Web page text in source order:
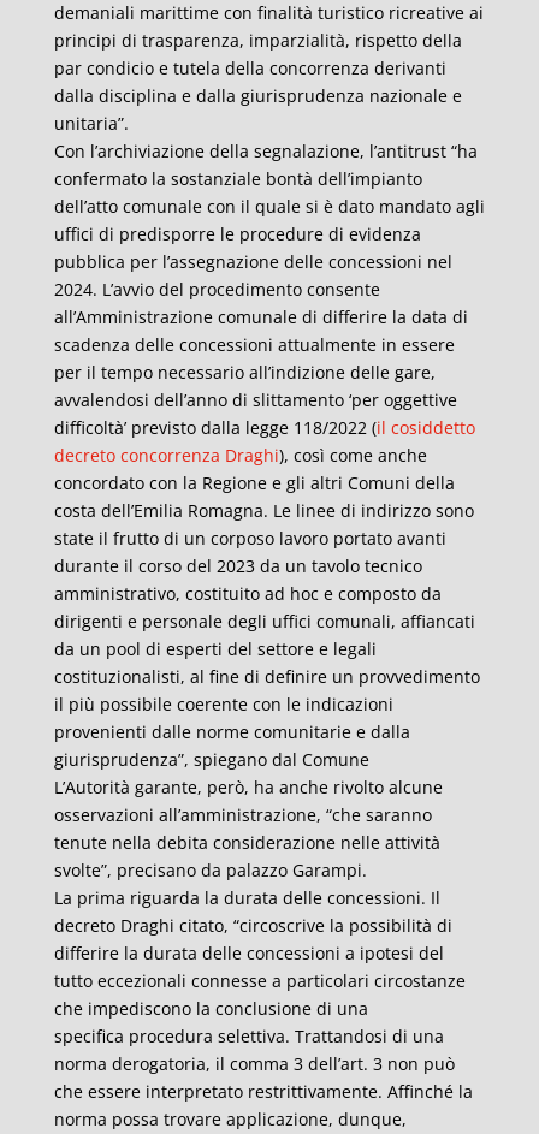
demaniali marittime con finalità turistico ricreative ai
principi di trasparenza, imparzialità, rispetto della
par condicio e tutela della concorrenza derivanti
dalla disciplina e dalla giurisprudenza nazionale e
unitaria”.
Con l’archiviazione della segnalazione, l’antitrust “ha
confermato la sostanziale bontà dell’impianto
dell’atto comunale con il quale si è dato mandato agli
uffici di predisporre le procedure di evidenza
pubblica per l’assegnazione delle concessioni nel
2024. L’avvio del procedimento consente
all’Amministrazione comunale di differire la data di
scadenza delle concessioni attualmente in essere
per il tempo necessario all’indizione delle gare,
avvalendosi dell’anno di slittamento ‘per oggettive
difficoltà’ previsto dalla legge 118/2022 (il cosiddetto
decreto concorrenza Draghi), così come anche
concordato con la Regione e gli altri Comuni della
costa dell’Emilia Romagna. Le linee di indirizzo sono
state il frutto di un corposo lavoro portato avanti
durante il corso del 2023 da un tavolo tecnico
amministrativo, costituito ad hoc e composto da
dirigenti e personale degli uffici comunali, affiancati
da un pool di esperti del settore e legali
costituzionalisti, al fine di definire un provvedimento
il più possibile coerente con le indicazioni
provenienti dalle norme comunitarie e dalla
giurisprudenza”, spiegano dal Comune
L’Autorità garante, però, ha anche rivolto alcune
osservazioni all’amministrazione, “che saranno
tenute nella debita considerazione nelle attività
svolte”, precisano da palazzo Garampi.
La prima riguarda la durata delle concessioni. Il
decreto Draghi citato, “circoscrive la possibilità di
differire la durata delle concessioni a ipotesi del
tutto eccezionali connesse a particolari circostanze
che impediscono la conclusione di una
specifica procedura selettiva. Trattandosi di una
norma derogatoria, il comma 3 dell’art. 3 non può
che essere interpretato restrittivamente. Affinché la
norma possa trovare applicazione, dunque,